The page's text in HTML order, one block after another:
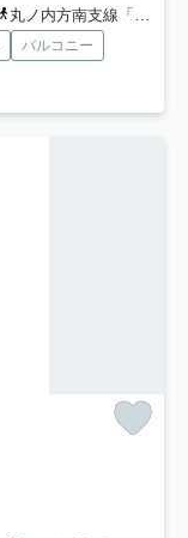
丸ノ内方南支線「中野新橋」駅 徒歩14分
バルコニー